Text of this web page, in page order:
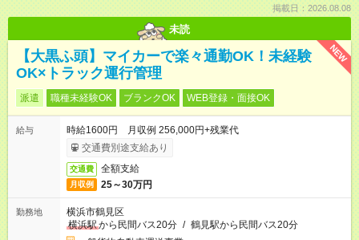
掲載日：2026.08.08
未読
NEW
【大黒ふ頭】マイカーで楽々通勤OK！未経験
OK×トラック運行管理
派遣 職種未経験OK ブランクOK WEB登録・面接OK
給与
時給1600円 月収例 256,000円+残業代
交通費別途支給あり
交通費 全額支給
月収例 25～30万円
勤務地
横浜市鶴見区
横浜駅から民間バス20分 / 鶴見駅から民間バス20分